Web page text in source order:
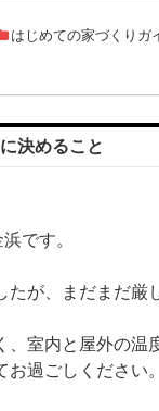
はじめての家づくりガ
決めること
です。
たが、まだまだ厳
、室内と屋外の温
お過ごしください。